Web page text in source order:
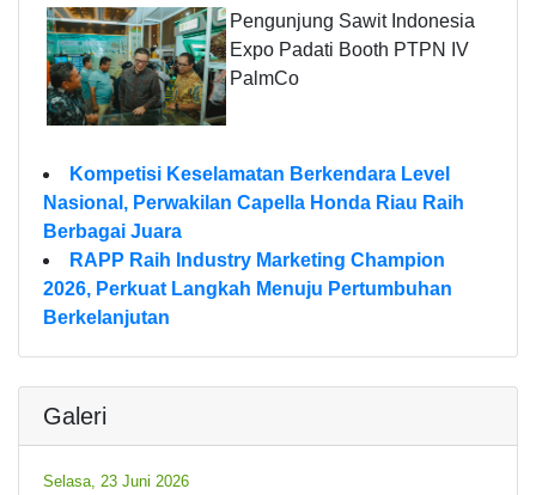
Pengunjung Sawit Indonesia
Expo Padati Booth PTPN IV
PalmCo
Kompetisi Keselamatan Berkendara Level
Nasional, Perwakilan Capella Honda Riau Raih
Berbagai Juara
RAPP Raih Industry Marketing Champion
2026, Perkuat Langkah Menuju Pertumbuhan
Berkelanjutan
Galeri
Selasa, 23 Juni 2026